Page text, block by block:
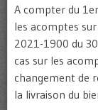
A compter du
les acomptes
2021-1900 du
cas sur les
changement de
la livraison du